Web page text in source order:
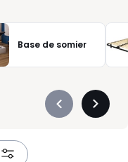
Base de somier
Précédent